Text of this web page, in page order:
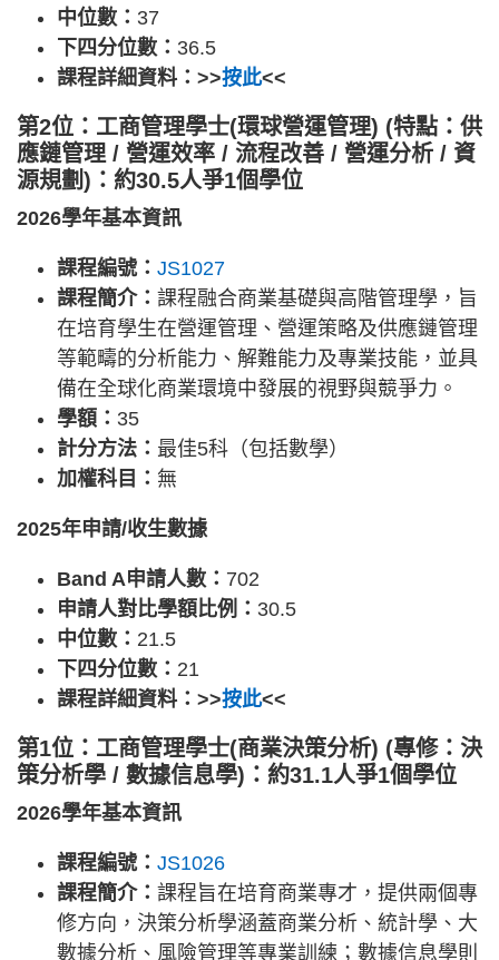
中位數： 37
下四分位數： 36.5
課程詳細資料：>>按此<<
第2位：工商管理學士(環球營運管理) (特點：供
應鏈管理 / 營運效率 / 流程改善 / 營運分析 / 資
源規劃)：約30.5人爭1個學位
2026學年基本資訊
課程編號： JS1027
課程簡介： 課程融合商業基礎與高階管理學，旨
在培育學生在營運管理、營運策略及供應鏈管理
等範疇的分析能力、解難能力及專業技能，並具
備在全球化商業環境中發展的視野與競爭力。
學額： 35
計分方法： 最佳5科（包括數學）
加權科目： 無
2025年申請/收生數據
Band A申請人數： 702
申請人對比學額比例： 30.5
中位數： 21.5
下四分位數： 21
課程詳細資料：>>按此<<
第1位：工商管理學士(商業決策分析) (專修：決
策分析學 / 數據信息學)：約31.1人爭1個學位
2026學年基本資訊
課程編號： JS1026
課程簡介： 課程旨在培育商業專才，提供兩個專
修方向，決策分析學涵蓋商業分析、統計學、大
數據分析、風險管理等專業訓練；數據信息學則